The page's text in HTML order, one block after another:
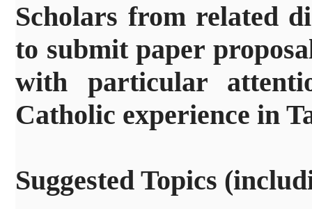
Scholars from related
to submit paper
with particular
Catholic experience in
Suggested Topics